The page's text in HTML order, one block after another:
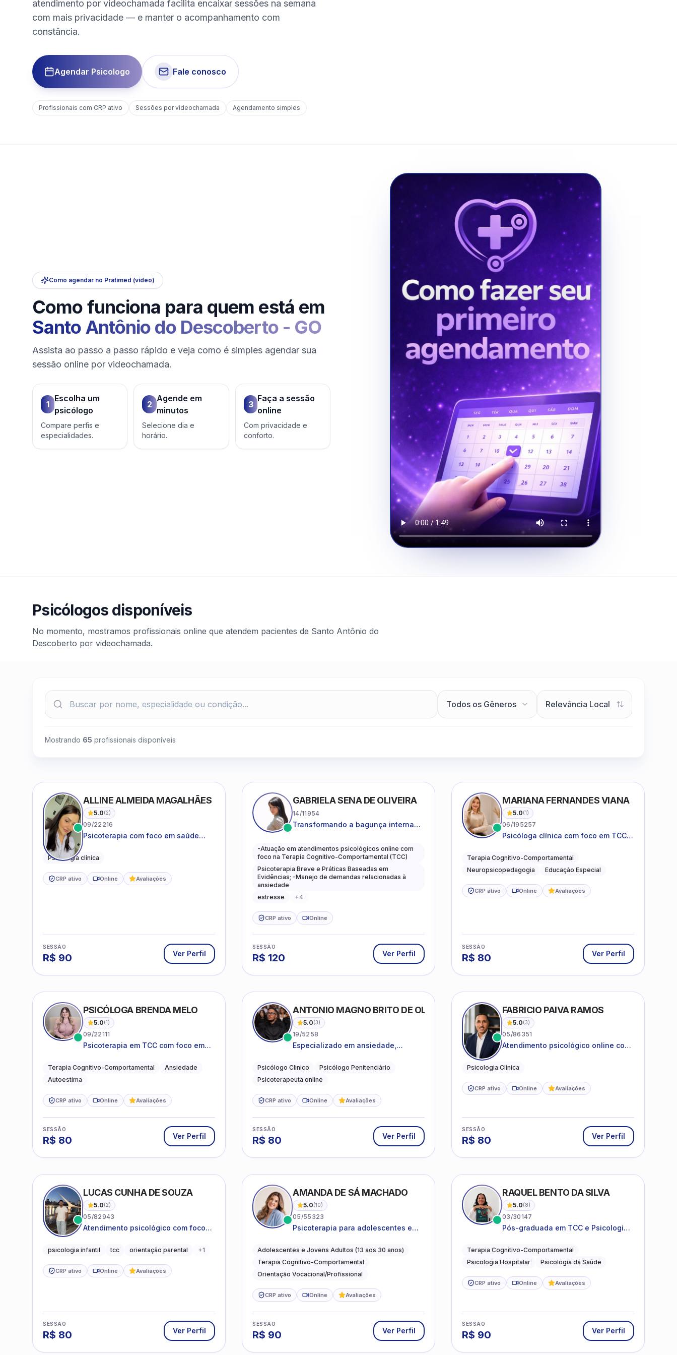
atendimento por videochamada facilita encaixar sessões na semana
com mais privacidade — e manter o acompanhamento com
constância.
Agendar Psicologo Fale conosco
Profissionais com CRP ativo Sessões por videochamada Agendamento simples
Como agendar no Pratimed (vídeo)
Como funciona para quem está em
Santo Antônio do Descoberto- GO
Assista ao passo a passo rápido e veja como é simples agendar sua
sessão online por videochamada.
1
Escolha um
psicólogo
Compare perfis e
especialidades.
2
Agende em
minutos
Selecione dia e
horário.
3
Faça a sessão
online
Com privacidade e
conforto.
Psicólogos disponíveis
No momento, mostramos profissionais online que atendem pacientes de Santo Antônio do
Descoberto por videochamada.
Mostrando 65 profissionais disponíveis
ALLINE ALMEIDA MAGALHÃES
5.0(2)
09/22216
Psicoterapia com foco em saúde
autoestima para adolescentes e
Psicologia clínica
CRP ativo Online Avaliações
SESSÃO
R$ 90 Ver Perfil
GABRIELA SENA DE OLIVEIRA
14/11954
Transformando a bagunça interna
leveza e caminhos mais gentis para
se viver.
-Atuação em atendimentos psicológicos online com
foco na Terapia Cognitivo-Comportamental (TCC)
Psicoterapia Breve e Práticas Baseadas em
Evidências; -Manejo de demandas relacionadas à
ansiedade
estresse
+4
CRP ativo Online
SESSÃO
R$ 120 Ver Perfil
MARIANA FERNANDES VIANA
5.0(1)
06/195257
Psicóloga clínica com foco em TCC,
acompanhamento do
neurodesenvolvimento.
Terapia Cognitivo-Comportamental
Neuropsicopedagogia
Educação Especial
CRP ativo Online Avaliações
SESSÃO
R$ 80 Ver Perfil
PSICÓLOGA BRENDA MELO
5.0(1)
09/22111
Psicoterapia em TCC com foco em
práticas para o cotidiano
Terapia Cognitivo-Comportamental
Ansiedade
Autoestima
CRP ativo Online Avaliações
SESSÃO
R$ 80 Ver Perfil
ANTONIO MAGNO BRITO DE OLIVEIRA SILVA
5.0(3)
19/5258
Especializado em ansiedade,
conflitos familiares e questões
comportamentais.
Psicólogo Clinico
Psicólogo Penitenciário
Psicoterapeuta online
CRP ativo Online Avaliações
SESSÃO
R$ 80 Ver Perfil
FABRICIO PAIVA RAMOS
5.0(3)
05/86351
Atendimento psicológico online com
Psicologia Clínica
CRP ativo Online Avaliações
SESSÃO
R$ 80 Ver Perfil
LUCAS CUNHA DE SOUZA
5.0(2)
05/82943
Atendimento psicológico com foco
Comportamental (TCC), promovendo
vida.
psicologia infantil tcc orientação parental +1
CRP ativo Online Avaliações
SESSÃO
R$ 80 Ver Perfil
AMANDA DE SÁ MACHADO
5.0(10)
05/55323
Psicoterapia para adolescentes e
ansiedade, autoestima, relações e
orientação profissional
Adolescentes e Jovens Adultos (13 aos 30 anos)
Terapia Cognitivo-Comportamental
Orientação Vocacional/Profissional
CRP ativo Online Avaliações
SESSÃO
R$ 90 Ver Perfil
RAQUEL BENTO DA SILVA
5.0(8)
03/30147
Pós-graduada em TCC e Psicologia
Terapia Cognitivo-Comportamental
Psicologia Hospitalar
Psicologia da Saúde
CRP ativo Online Avaliações
SESSÃO
R$ 90 Ver Perfil